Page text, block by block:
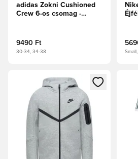
adidas Zokni Cushioned
Crew 6-os csomag -
9490 Ft
30-34, 34-38
Megnyit egy modált a